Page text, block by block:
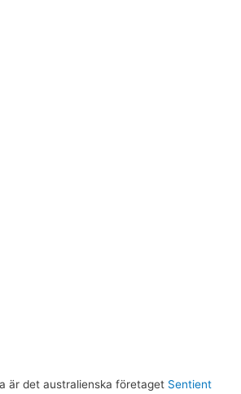
är det australienska företaget Sentient